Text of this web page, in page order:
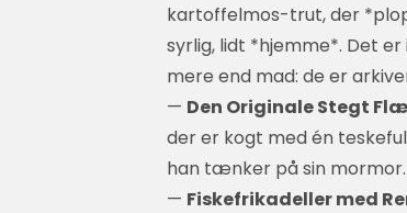
kartoffelmos-trut, der
syrlig, lidt *hjemme*. Det
mere end mad: de er
— Den Originale Stegt
der er kogt med én
han tænker på sin mormor.
— Fiskefrikadeller med